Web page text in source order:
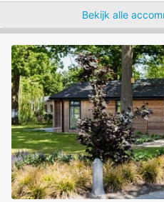
Bekijk alle